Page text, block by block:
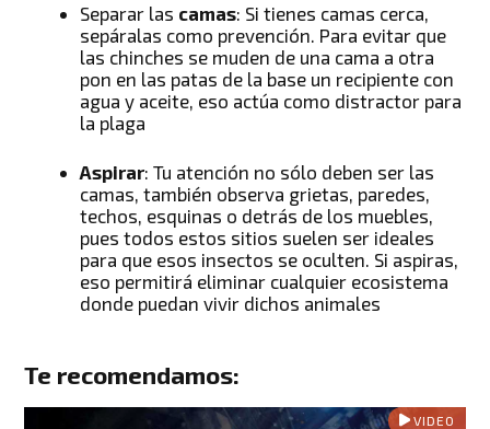
Separar las camas: Si tienes camas cerca,
sepáralas como prevención. Para evitar que
las chinches se muden de una cama a otra
pon en las patas de la base un recipiente con
agua y aceite, eso actúa como distractor para
la plaga
Aspirar: Tu atención no sólo deben ser las
camas, también observa grietas, paredes,
techos, esquinas o detrás de los muebles,
pues todos estos sitios suelen ser ideales
para que esos insectos se oculten. Si aspiras,
eso permitirá eliminar cualquier ecosistema
donde puedan vivir dichos animales
Te recomendamos:
VIDEO